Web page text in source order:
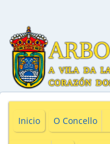
Inicio O Concello